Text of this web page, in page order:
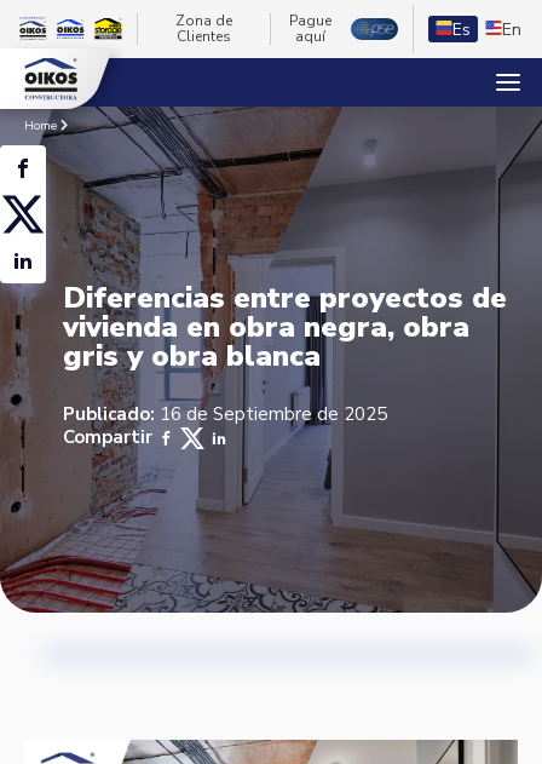
Zona de
Clientes
Pague
aquí
Es En
Home
Diferencias entre proyectos de
vivienda en obra negra, obra
gris y obra blanca
Publicado: 16 de Septiembre de 2025
Compartir